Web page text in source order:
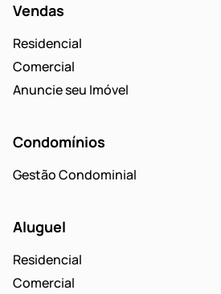
Vendas
Residencial
Comercial
Anuncie seu Imóvel
Condomínios
Gestão Condominial
Aluguel
Residencial
Comercial